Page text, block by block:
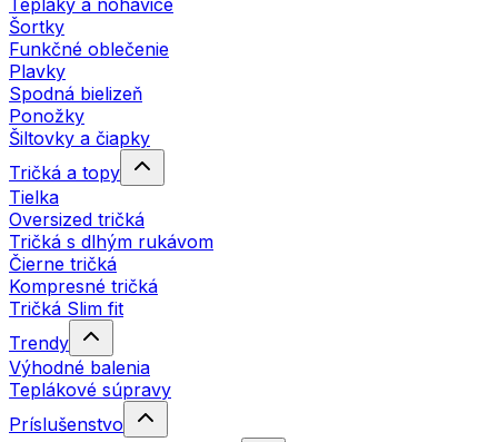
Tepláky a nohavice
Šortky
Funkčné oblečenie
Plavky
Spodná bielizeň
Ponožky
Šiltovky a čiapky
Tričká a topy
Tielka
Oversized tričká
Tričká s dlhým rukávom
Čierne tričká
Kompresné tričká
Tričká Slim fit
Trendy
Výhodné balenia
Teplákové súpravy
Príslušenstvo